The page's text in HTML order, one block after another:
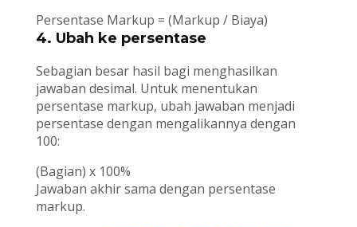
Persentase Markup = (Markup / Biaya)
4. Ubah ke persentase
Sebagian besar hasil bagi menghasilkan
jawaban desimal. Untuk menentukan
persentase markup, ubah jawaban menjadi
persentase dengan mengalikannya dengan
100:
(Bagian) x 100%
Jawaban akhir sama dengan persentase
markup.